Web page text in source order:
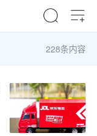
228条内容